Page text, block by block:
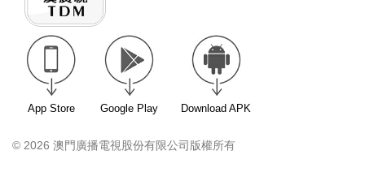
App Store Google Play Download APK
© 2026 澳門廣播電視股份有限公司版權所有